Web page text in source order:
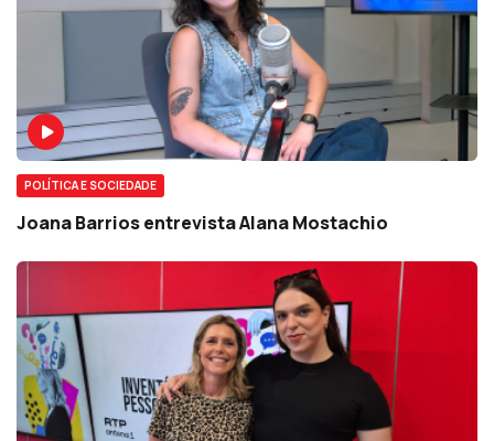
POLÍTICA E SOCIEDADE
Joana Barrios entrevista Alana Mostachio